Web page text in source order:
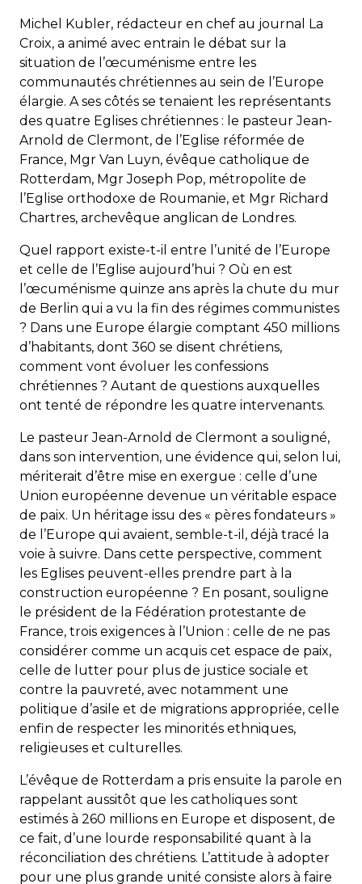
Michel Kubler, rédacteur en chef au journal La
Croix, a animé avec entrain le débat sur la
situation de l’œcuménisme entre les
communautés chrétiennes au sein de l’Europe
élargie. A ses côtés se tenaient les représentants
des quatre Eglises chrétiennes : le pasteur Jean-
Arnold de Clermont, de l’Eglise réformée de
France, Mgr Van Luyn, évêque catholique de
Rotterdam, Mgr Joseph Pop, métropolite de
l’Eglise orthodoxe de Roumanie, et Mgr Richard
Chartres, archevêque anglican de Londres.
Quel rapport existe-t-il entre l’unité de l’Europe
et celle de l’Eglise aujourd’hui ? Où en est
l’œcuménisme quinze ans après la chute du mur
de Berlin qui a vu la fin des régimes communistes
? Dans une Europe élargie comptant 450 millions
d’habitants, dont 360 se disent chrétiens,
comment vont évoluer les confessions
chrétiennes ? Autant de questions auxquelles
ont tenté de répondre les quatre intervenants.
Le pasteur Jean-Arnold de Clermont a souligné,
dans son intervention, une évidence qui, selon lui,
mériterait d’être mise en exergue : celle d’une
Union européenne devenue un véritable espace
de paix. Un héritage issu des « pères fondateurs »
de l’Europe qui avaient, semble-t-il, déjà tracé la
voie à suivre. Dans cette perspective, comment
les Eglises peuvent-elles prendre part à la
construction européenne ? En posant, souligne
le président de la Fédération protestante de
France, trois exigences à l’Union : celle de ne pas
considérer comme un acquis cet espace de paix,
celle de lutter pour plus de justice sociale et
contre la pauvreté, avec notamment une
politique d’asile et de migrations appropriée, celle
enfin de respecter les minorités ethniques,
religieuses et culturelles.
L’évêque de Rotterdam a pris ensuite la parole en
rappelant aussitôt que les catholiques sont
estimés à 260 millions en Europe et disposent, de
ce fait, d’une lourde responsabilité quant à la
réconciliation des chrétiens. L’attitude à adopter
pour une plus grande unité consiste alors à faire